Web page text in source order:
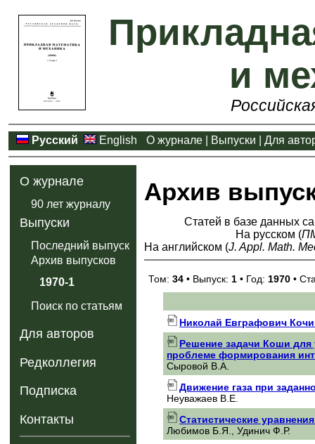
и
Русский English О журнале Выпуски Для
О журнале
90 лет журналу
Выпуски
Последний выпуск
Архив выпусков
1970-1
Поиск по статьям
Для авторов
Редколлегия
Подписка
Контакты
Архив
Статей в базе данных
На русском (
На английском (J. Appl. Math.
Том:34 • Выпуск: 1 • Год: 1970 •
Николай Евграфович
Решение задачи Коши для
проблеме формирования
Сыровой В.А.
Движение газа при
Неуважаев В.Е.
Статистические
Любимов Б.Я., Удинич Ф.Р.